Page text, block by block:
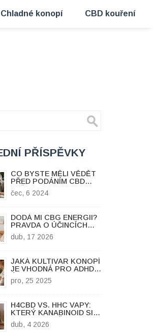
Chladné konopí CBD kouření
PŘÍSPĚVKY
CO BYSTE MĚLI VĚDĚT
PŘED PODÁNÍM CBD
VAŠEMU PSOVI?
čec, 6 2024
DODÁ MI CBG ENERGII?
PRAVDA O ÚČINCÍCH
KANABINOLU
dub, 17 2026
JAKÁ KULTIVAR KONOPÍ
JE VHODNÁ PRO ADHD A
ÚZKOST?
pro, 25 2025
H4CBD VS. HHC VAPY:
KTERÝ KANABINOID SI
VYBRAT A V ČEM JE
HÁČEK?
dub, 4 2026